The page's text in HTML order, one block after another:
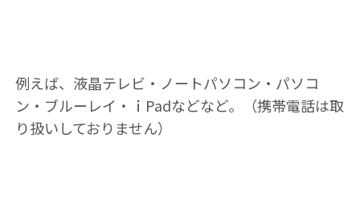
例えば、液晶テレビ・ノートパソコン・パソコ
ン・ブルーレイ・ｉPadなどなど。（携帯電話は取
り扱いしておりません）